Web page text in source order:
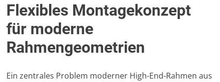
Flexibles Montagekonzept
für moderne
Rahmengeometrien
Ein zentrales Problem moderner High-End-Rahmen aus